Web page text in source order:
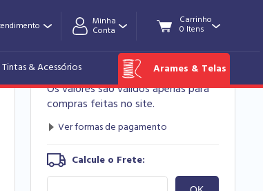
Minha
Conta
Tintas & Acessórios Arames & Telas
R$ 255,54
Os valores são válidos apenas para
compras feitas no site.